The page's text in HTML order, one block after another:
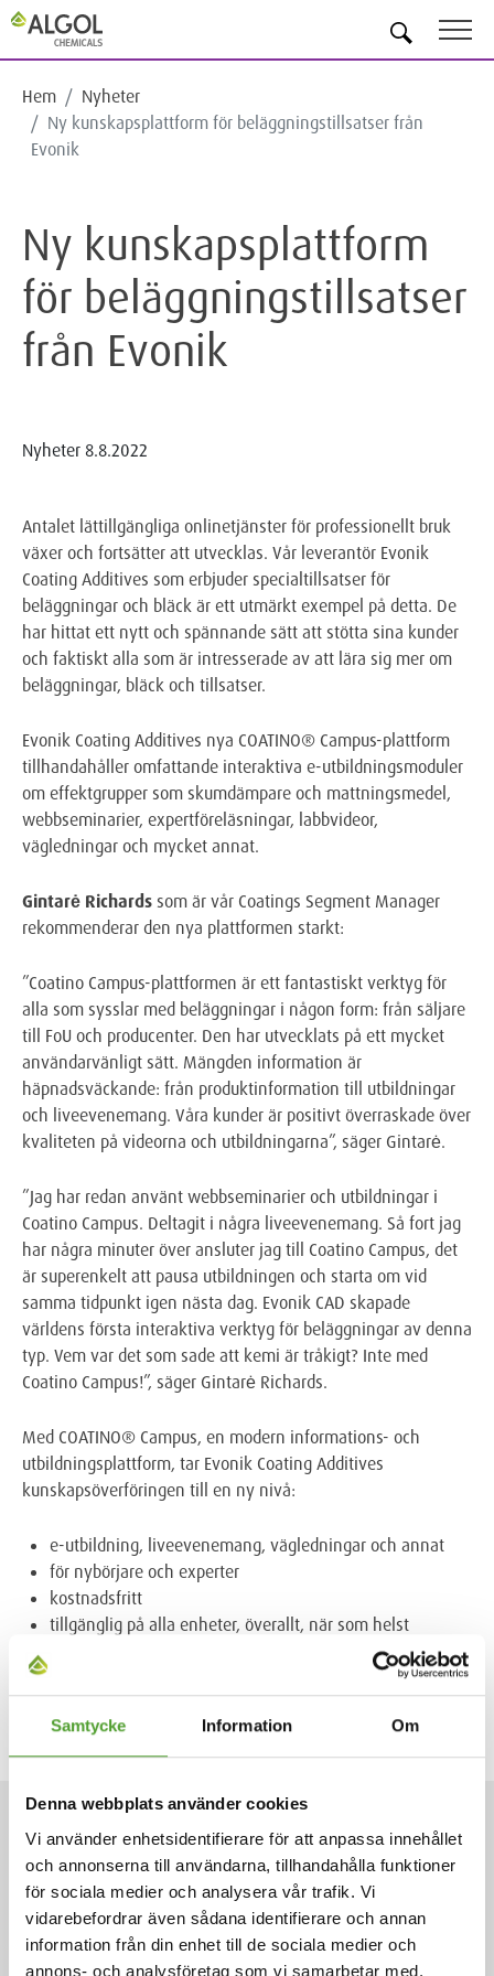
Samtycke Information Om
Denna webbplats använder cookies
Vi använder enhetsidentifierare för att anpassa innehållet
och annonserna till användarna, tillhandahålla funktioner
för sociala medier och analysera vår trafik. Vi
vidarebefordrar även sådana identifierare och annan
information från din enhet till de sociala medier och
annons- och analysföretag som vi samarbetar med.
Hem
Nyheter
Ny kunskapsplattform för beläggningstillsatser från
Evonik
Ny kunskapsplattform
för beläggningstillsatser
från Evonik
Nyheter 8.8.2022
Antalet lättillgängliga onlinetjänster för professionellt bruk
växer och fortsätter att utvecklas. Vår leverantör Evonik
Coating Additives som erbjuder specialtillsatser för
beläggningar och bläck är ett utmärkt exempel på detta. De
har hittat ett nytt och spännande sätt att stötta sina kunder
och faktiskt alla som är intresserade av att lära sig mer om
beläggningar, bläck och tillsatser.
Evonik Coating Additives nya COATINO® Campus-plattform
tillhandahåller omfattande interaktiva e-utbildningsmoduler
om effektgrupper som skumdämpare och mattningsmedel,
webbseminarier, expertföreläsningar, labbvideor,
vägledningar och mycket annat.
Gintarė Richards som är vår Coatings Segment Manager
rekommenderar den nya plattformen starkt:
”Coatino Campus-plattformen är ett fantastiskt verktyg för
alla som sysslar med beläggningar i någon form: från säljare
till FoU och producenter. Den har utvecklats på ett mycket
användarvänligt sätt. Mängden information är
häpnadsväckande: från produktinformation till utbildningar
och liveevenemang. Våra kunder är positivt överraskade över
kvaliteten på videorna och utbildningarna”, säger Gintarė.
”Jag har redan använt webbseminarier och utbildningar i
Coatino Campus. Deltagit i några liveevenemang. Så fort jag
har några minuter över ansluter jag till Coatino Campus, det
är superenkelt att pausa utbildningen och starta om vid
samma tidpunkt igen nästa dag. Evonik CAD skapade
världens första interaktiva verktyg för beläggningar av denna
typ. Vem var det som sade att kemi är tråkigt? Inte med
Coatino Campus!”, säger Gintarė Richards.
Med COATINO® Campus, en modern informations- och
utbildningsplattform, tar Evonik Coating Additives
kunskapsöverföringen till en ny nivå:
e-utbildning, liveevenemang, vägledningar och annat
för nybörjare och experter
kostnadsfritt
tillgänglig på alla enheter, överallt, när som helst
Läs mer om den ständigt växande COATINO® Campus-
NYHETER
2.7.2026